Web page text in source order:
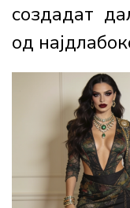
создадат
од